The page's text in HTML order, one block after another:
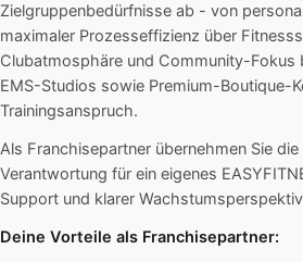
Zielgruppenbedürfnisse ab - von
maximaler Prozesseffizienz über
Clubatmosphäre und Community-Fokus
EMS-Studios sowie Premium-Boutique-
Trainingsanspruch.
Als Franchisepartner übernehmen Sie
Verantwortung für ein eigenes
Support und klarer
Deine Vorteile als Franchisepartner: